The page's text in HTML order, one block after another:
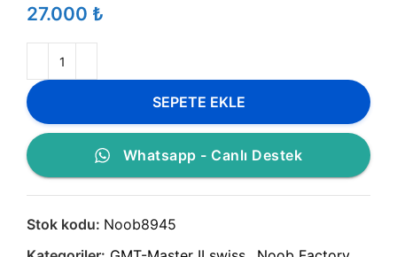
₺
SEPETE EKLE
Whatsapp - Canlı Destek
Stok kodu: Noob8945